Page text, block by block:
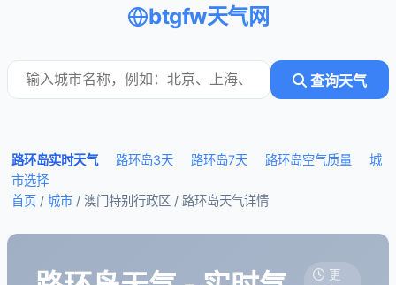
btgfw天气网
查询天气
路环岛实时天气 路环岛3天 路环岛7天 路环岛空气质量
城
市选择
首页 / 城市 / 澳门特别行政区 / 路环岛天气详情
更